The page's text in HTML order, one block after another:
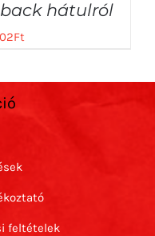
hátulról
Ft
feltételek